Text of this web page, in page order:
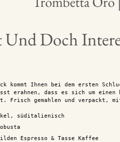
Doch
kommt Ihnen bei dem ersten
erahnen, dass es sich um
Frisch gemahlen und verpackt,
süditalienisch
Espresso & Tasse Kaffee